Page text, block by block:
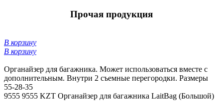
Прочая продукция
В корзину
В корзину
Органайзер для багажника. Может использоваться вместе с
дополнительным. Внутри 2 съемные перегородки. Размеры
55-28-35
9555 9555 KZT Органайзер для багажника LaitBag (Большой)